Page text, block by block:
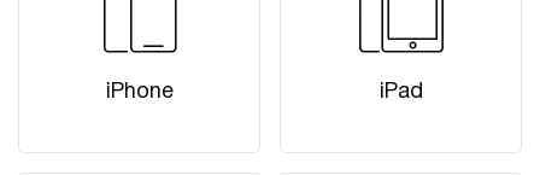
iPhone iPad